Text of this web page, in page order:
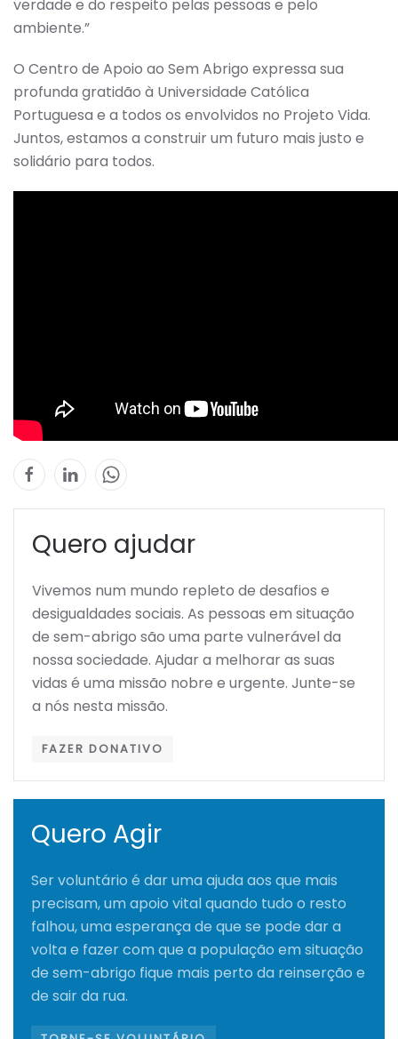
verdade e do respeito pelas pessoas e pelo
ambiente.”
O Centro de Apoio ao Sem Abrigo expressa sua
profunda gratidão à Universidade Católica
Portuguesa e a todos os envolvidos no Projeto Vida.
Juntos, estamos a construir um futuro mais justo e
solidário para todos.
Quero ajudar
Vivemos num mundo repleto de desafios e
desigualdades sociais. As pessoas em situação
de sem-abrigo são uma parte vulnerável da
nossa sociedade. Ajudar a melhorar as suas
vidas é uma missão nobre e urgente. Junte-se
a nós nesta missão.
FAZER DONATIVO
Quero Agir
Ser voluntário é dar uma ajuda aos que mais
precisam, um apoio vital quando tudo o resto
falhou, uma esperança de que se pode dar a
volta e fazer com que a população em situação
de sem-abrigo fique mais perto da reinserção e
de sair da rua.